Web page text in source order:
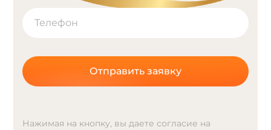
Отправить заявку
Нажимая на кнопку, вы даете согласие на